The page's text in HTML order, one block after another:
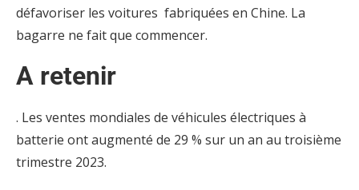
défavoriser les voitures fabriquées en Chine. La
bagarre ne fait que commencer.
A retenir
. Les ventes mondiales de véhicules électriques à
batterie ont augmenté de 29 % sur un an au troisième
trimestre 2023.